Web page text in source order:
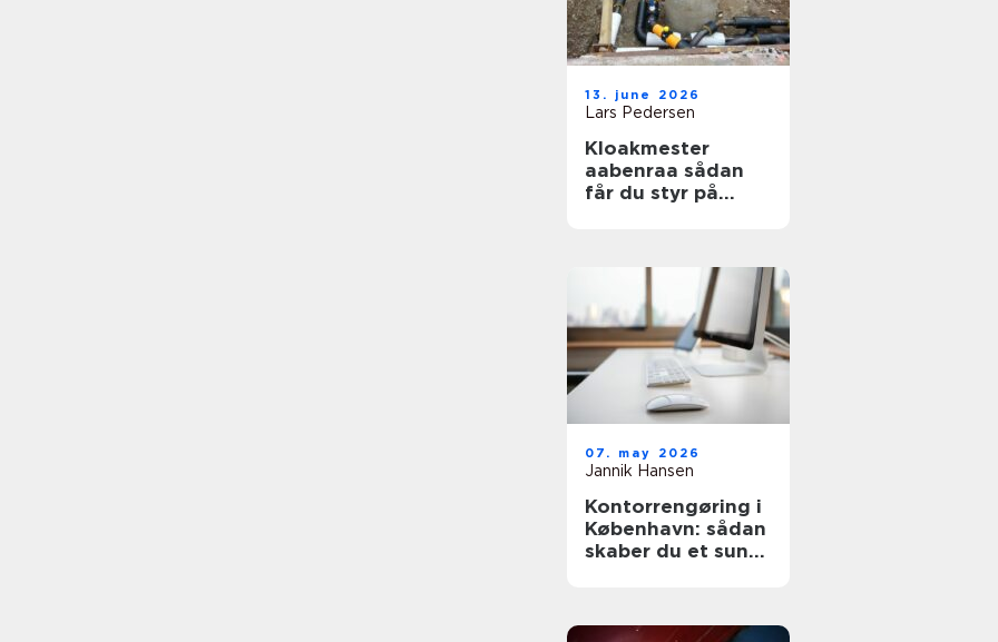
13. june 2026
Lars Pedersen
Kloakmester
aabenraa sådan
får du styr på
07. may 2026
Jannik Hansen
Kontorrengøring i
København: sådan
skaber du et sundt